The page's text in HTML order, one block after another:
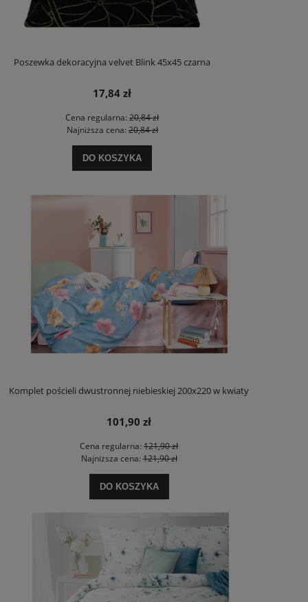
Poszewka dekoracyjna velvet Blink 45x45 czarna
17,84 zł
Cena regularna: 20,84 zł
Najniższa cena:20,84 zł
DO KOSZYKA
Komplet pościeli dwustronnej niebieskiej 200x220 w kwiaty
101,90 zł
Cena regularna: 121,90 zł
Najniższa cena:121,90 zł
DO KOSZYKA